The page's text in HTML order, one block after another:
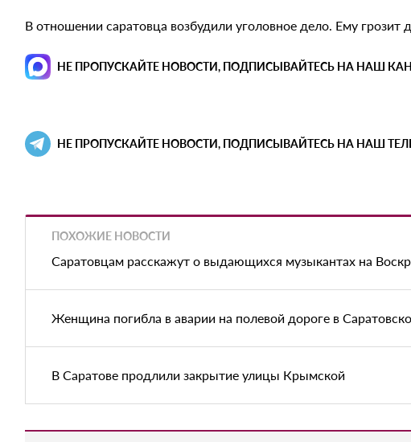
В отношении саратовца возбудили уголовное дело. Ему
НЕ ПРОПУСКАЙТЕ НОВОСТИ, ПОДПИСЫВАЙТЕСЬ НА НАШ
НЕ ПРОПУСКАЙТЕ НОВОСТИ, ПОДПИСЫВАЙТЕСЬ НА НАШ
ПОХОЖИЕ НОВОСТИ
Саратовцам расскажут о выдающихся музыкантах на
Женщина погибла в аварии на полевой дороге в
В Саратове продлили закрытие улицы Крымской